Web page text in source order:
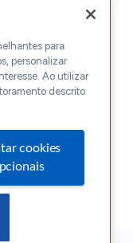
para
personalizar
Ao utilizar
descrito
cookies